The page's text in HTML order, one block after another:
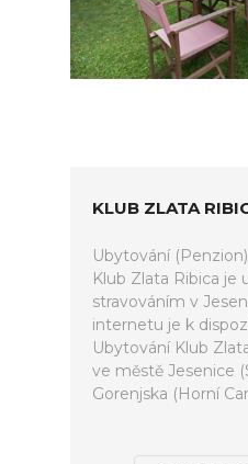
KLUB ZLATA
Ubytování
Klub Zlata Ribica je
stravováním v
internetu je k
Ubytování Klub
ve městě Jesenice
Gorenjska (Horní